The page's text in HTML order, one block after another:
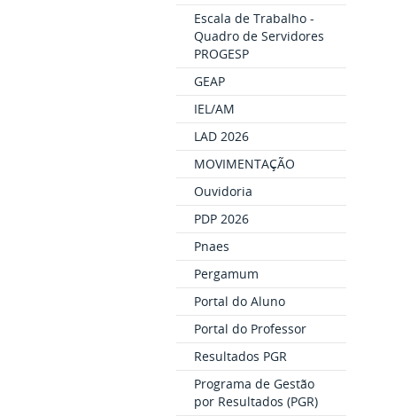
Escala de Trabalho -
Quadro de Servidores
PROGESP
GEAP
IEL/AM
LAD 2026
MOVIMENTAÇÃO
Ouvidoria
PDP 2026
Pnaes
Pergamum
Portal do Aluno
Portal do Professor
Resultados PGR
Programa de Gestão
por Resultados (PGR)